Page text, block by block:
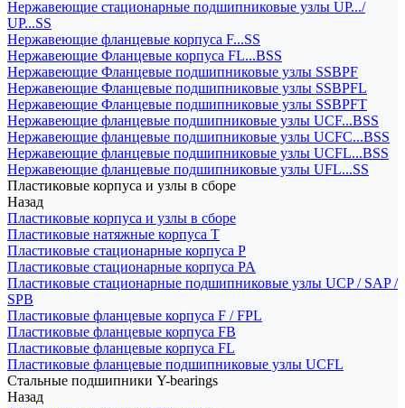
Нержавеющие стационарные подшипниковые узлы UP.../
UP...SS
Нержавеющие фланцевые корпуса F...SS
Нержавеющие Фланцевые корпуса FL...BSS
Нержавеющие Фланцевые подшипниковые узлы SSBPF
Нержавеющие Фланцевые подшипниковые узлы SSBPFL
Нержавеющие Фланцевые подшипниковые узлы SSBPFT
Нержавеющие фланцевые подшипниковые узлы UCF...BSS
Нержавеющие фланцевые подшипниковые узлы UCFC...BSS
Нержавеющие фланцевые подшипниковые узлы UCFL...BSS
Нержавеющие фланцевые подшипниковые узлы UFL...SS
Пластиковые корпуса и узлы в сборе
Назад
Пластиковые корпуса и узлы в сборе
Пластиковые натяжные корпуса T
Пластиковые стационарные корпуса P
Пластиковые стационарные корпуса PA
Пластиковые стационарные подшипниковые узлы UCP / SAP /
SPB
Пластиковые фланцевые корпуса F / FPL
Пластиковые фланцевые корпуса FB
Пластиковые фланцевые корпуса FL
Пластиковые фланцевые подшипниковые узлы UCFL
Стальные подшипники Y-bearings
Назад